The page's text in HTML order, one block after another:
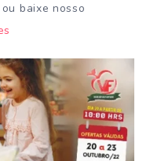
ou baixe nosso